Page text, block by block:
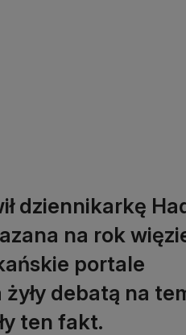
dziennikarkę
na rok
portale
debatą na
ten fakt.